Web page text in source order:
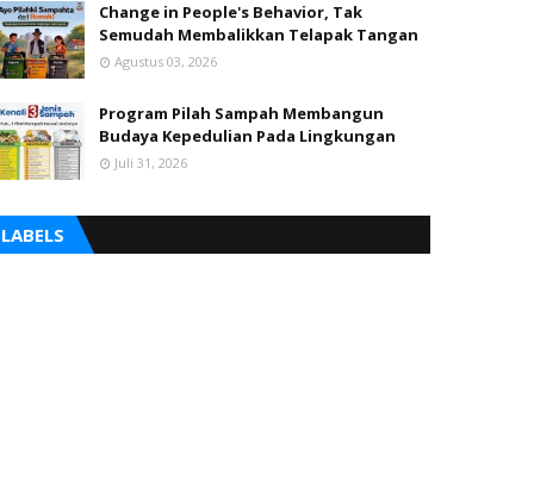
Change in People's Behavior, Tak
Semudah Membalikkan Telapak Tangan
Agustus 03, 2026
Program Pilah Sampah Membangun
Budaya Kepedulian Pada Lingkungan
Juli 31, 2026
LABELS